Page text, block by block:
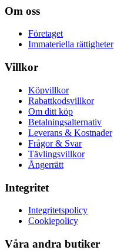
Om oss
Företaget
Immateriella rättigheter
Villkor
Köpvillkor
Rabattkodsvillkor
Om ditt köp
Betalningsalternativ
Leverans & Kostnader
Frågor & Svar
Tävlingsvillkor
Ångerrätt
Integritet
Integritetspolicy
Cookiepolicy
Våra andra butiker